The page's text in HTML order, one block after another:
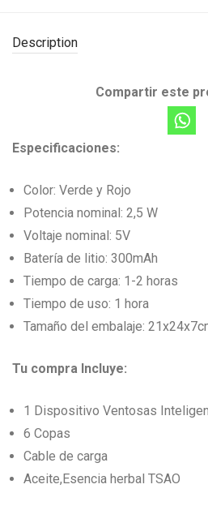
Description
Compartir este
Especificaciones:
Color: Verde y Rojo
Potencia nominal: 2,5 W
Voltaje nominal: 5V
Batería de litio: 300mAh
Tiempo de carga: 1-2 horas
Tiempo de uso: 1 hora
Tamaño del embalaje:
Tu compra Incluye:
1 Dispositivo Ventosas
6 Copas
Cable de carga
Aceite,Esencia herbal TSAO